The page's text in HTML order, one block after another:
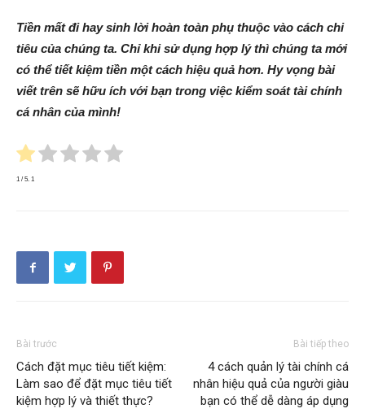
Tiền mất đi hay sinh lời hoàn toàn phụ thuộc vào cách chi
tiêu của chúng ta. Chỉ khi sử dụng hợp lý thì chúng ta mới
có thể tiết kiệm tiền một cách hiệu quả hơn. Hy vọng bài
viết trên sẽ hữu ích với bạn trong việc kiểm soát tài chính
cá nhân của mình!
1 / 5. 1
Bài trước
Cách đặt mục tiêu tiết kiệm:
Làm sao để đặt mục tiêu tiết
kiệm hợp lý và thiết thực?
Bài tiếp theo
4 cách quản lý tài chính cá
nhân hiệu quả của người giàu
bạn có thể dễ dàng áp dụng